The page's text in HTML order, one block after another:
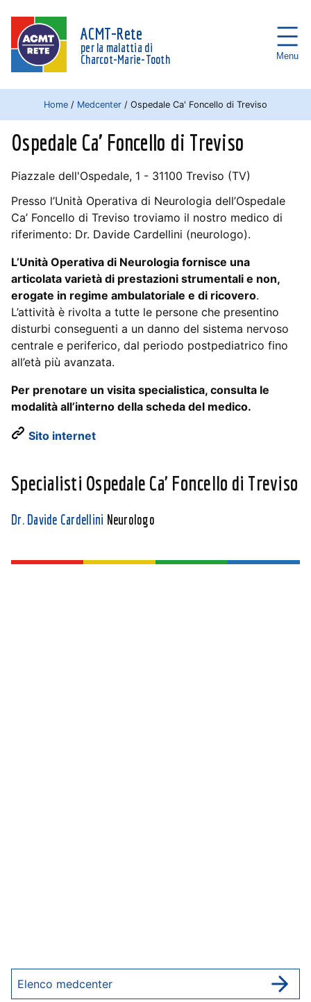
ACMT-Rete
per la malattia di
Charcot-Marie-Tooth
Menu
Home / Medcenter / Ospedale Ca' Foncello di Treviso
Ospedale Ca' Foncello di Treviso
Piazzale dell'Ospedale, 1 - 31100 Treviso (TV)
Presso l’Unità Operativa di Neurologia dell’Ospedale
Ca’ Foncello di Treviso troviamo il nostro medico di
riferimento: Dr. Davide Cardellini (neurologo).
L’Unità Operativa di Neurologia fornisce una
articolata varietà di prestazioni strumentali e non,
erogate in regime ambulatoriale e di ricovero.
L’attività è rivolta a tutte le persone che presentino
disturbi conseguenti a un danno del sistema nervoso
centrale e periferico, dal periodo postpediatrico fino
all’età più avanzata.
Per prenotare un visita specialistica, consulta le
modalità all’interno della scheda del medico.
Sito internet
Specialisti Ospedale Ca' Foncello di Treviso
Dr. Davide Cardellini Neurologo
Elenco medcenter